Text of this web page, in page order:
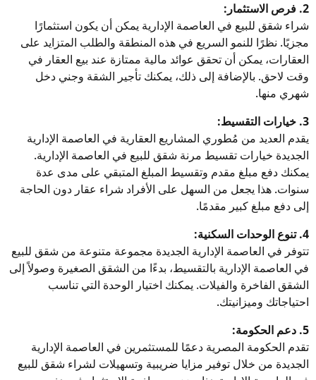
2. فرص الاستثمار:
شراء شقق للبيع في العاصمة الإدارية يمكن أن يكون استثمارًا
مجزيًا. نظرًا للنمو السريع في هذه المنطقة والطلب المتزايد على
العقارات، يمكن أن تحقق عوائد مالية ممتازة عند بيع العقار في
وقت لاحق. بالإضافة إلى ذلك، يمكنك تأجير الشقة وجني دخل
شهري منها.
3. خيارات التقسيط:
يقدم العديد من مُطوري المشاريع العقارية في العاصمة الإدارية
الجديدة خيارات تقسيط مرنة شقق للبيع في العاصمة الإدارية.
يمكنك دفع مبلغ مقدم وتقسيط المبلغ المتبقي على مدى عدة
سنوات. هذا يجعل من السهل على الأفراد شراء عقار دون الحاجة
إلى دفع مبلغ كبير مقدمًا.
4. تنوع الوحدات السكنية:
تتوفر في العاصمة الإدارية الجديدة مجموعة متنوعة من شقق للبيع
في العاصمة الإدارية بالتقسيط، بدءًا من الشقق الصغيرة وصولاً إلى
الشقق الفاخرة والفيلات. يمكنك اختيار الوحدة التي تناسب
احتياجاتك وميزانيتك.
5. دعم الحكومة:
تقدم الحكومة المصرية دعمًا للمستثمرين في العاصمة الإدارية
الجديدة من خلال توفير مزايا ضريبية وتسهيلات لشراء شقق للبيع